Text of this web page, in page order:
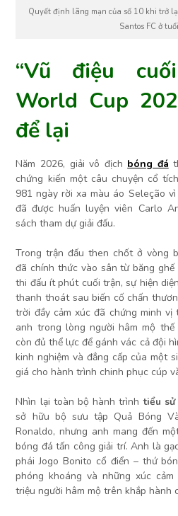
Quyết định lãng mạn của số 10 khi trở
Santos FC ở
“Vũ điệu
World Cup
để lại
Năm 2026, giải vô địch bóng đá
chứng kiến một câu chuyện cổ
981 ngày rời xa màu áo Seleção
đã được huấn luyện viên Carlo
sách tham dự giải đấu.
Trong trận đấu then chốt ở vòng
đã chính thức vào sân từ băng
thi đấu ít phút cuối trận, sự hiện
thanh thoát sau biến cố chấn
trời đầy cảm xúc đã chứng minh
anh trong lòng người hâm mộ
còn đủ thể lực để gánh vác cả đội
kinh nghiệm và đẳng cấp của một
giá cho hành trình chinh phục cúp
Nhìn lại toàn bộ hành trìnhtiểu sử
sở hữu bộ sưu tập Quả Bóng
Ronaldo, nhưng anh mang đến
bóng đá tấn công giải trí. Anh là
phái Jogo Bonito cổ điển – thứ
phóng khoáng và những xúc
triệu người hâm mộ trên khắp hành